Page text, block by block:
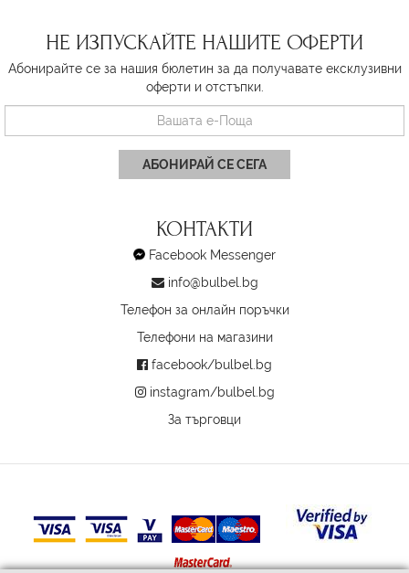
НЕ ИЗПУСКАЙТЕ НАШИТЕ ОФЕРТИ
Абонирайте се за нашия бюлетин за да получавате ексклузивни
оферти и отстъпки.
АБОНИРАЙ СЕ СЕГА
КОНТАКТИ
Facebook Messenger
info@bulbel.bg
Телефон за онлайн поръчки
Телефони на магазини
facebook/bulbel.bg
instagram/bulbel.bg
За търговци